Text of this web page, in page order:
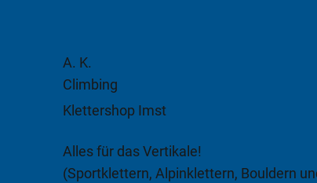
A. K.
Climbing
Klettershop Imst
Alles für das Vertikale!
(Sportklettern, Alpinklettern, Bouldern